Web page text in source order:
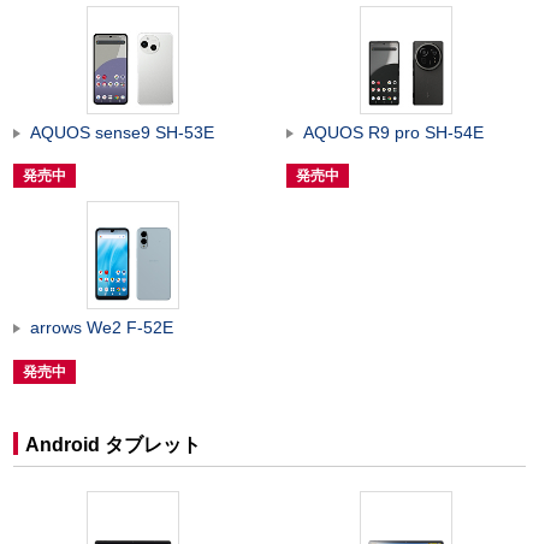
AQUOS sense9 SH-53E
発売中
AQUOS R9 pro SH-54E
発売中
arrows We2 F-52E
発売中
Android タブレット